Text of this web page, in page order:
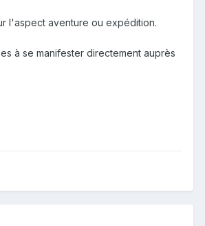
l'aspect aventure ou expédition.
à se manifester directement auprès